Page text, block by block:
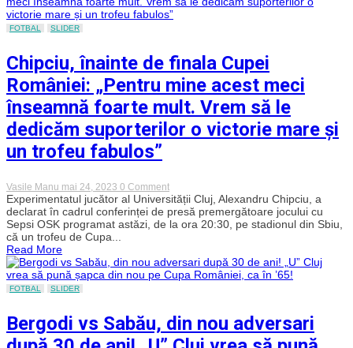
finala
Cupei
șansa
noastră
pentru
care
trebuie
să
Vreau
teren”
FOTBAL SLIDER
Chipciu, înainte de finala Cupei
României: „Pentru mine acest meci
înseamnă foarte mult. Vrem să le
dedicăm suporterilor o victorie mare și
un trofeu fabulos”
Vasile Manu mai 24, 2023 0 Commenton
Chipciu,
înainte
de
finala
„Pentru
mine
foarte
mult.
Vrem
Experimentatul jucător al Universității Cluj, Alexandru Chipciu, a
declarat în cadrul conferinței de presă premergătoare jocului cu
Sepsi OSK programat astăzi, de la ora 20:30, pe stadionul din Sbiu,
că un trofeu de Cupa...
Read More
FOTBAL SLIDER
Bergodi vs Sabău, din nou adversari